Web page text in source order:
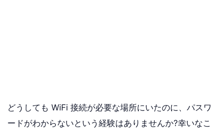
どうしても WiFi 接続が必要な場所にいたのに、パスワ
ードがわからないという経験はありませんか?幸いなこ